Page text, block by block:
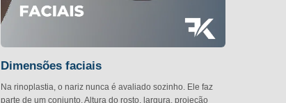
Dimensões faciais
Na rinoplastia, o nariz nunca é avaliado sozinho. Ele faz
parte de um conjunto. Altura do rosto, largura, projeção